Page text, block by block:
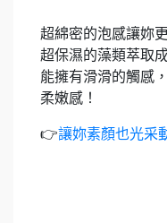
超綿密的泡感讓妳
超保濕的藻類萃取
能擁有滑滑的觸感
柔嫩感！
👉讓妳素顏也光采